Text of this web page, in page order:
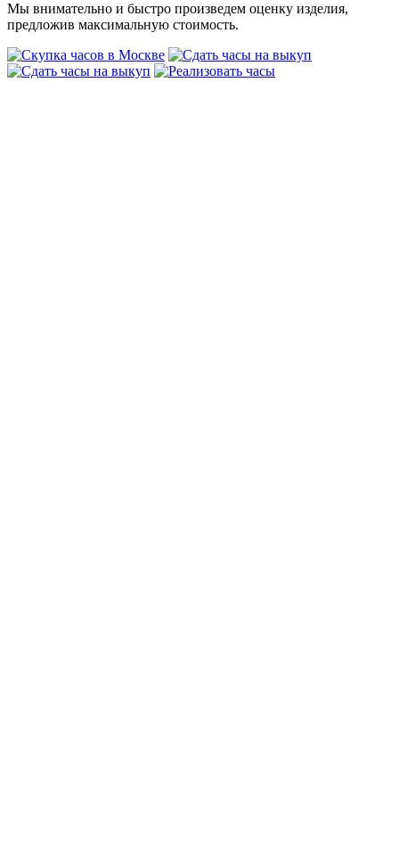
Мы внимательно и быстро произведем оценку изделия,
предложив максимальную стоимость.